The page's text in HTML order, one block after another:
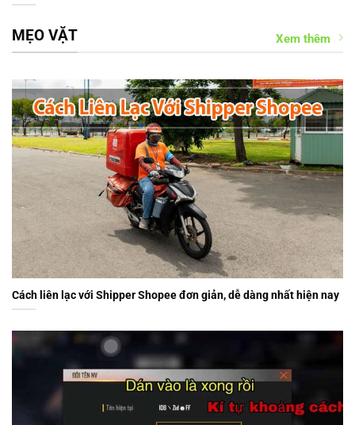
MẸO VẶT Xem thêm
Cách liên lạc với Shipper Shopee đơn giản, dễ dàng nhất hiện nay